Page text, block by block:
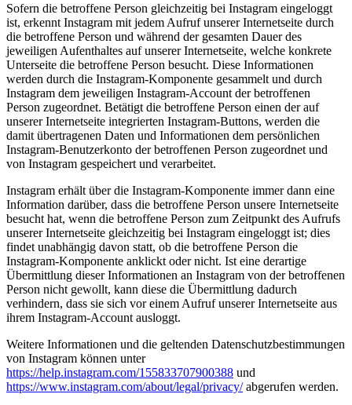
Sofern die betroffene Person gleichzeitig bei Instagram eingeloggt
ist, erkennt Instagram mit jedem Aufruf unserer Internetseite durch
die betroffene Person und während der gesamten Dauer des
jeweiligen Aufenthaltes auf unserer Internetseite, welche konkrete
Unterseite die betroffene Person besucht. Diese Informationen
werden durch die Instagram-Komponente gesammelt und durch
Instagram dem jeweiligen Instagram-Account der betroffenen
Person zugeordnet. Betätigt die betroffene Person einen der auf
unserer Internetseite integrierten Instagram-Buttons, werden die
damit übertragenen Daten und Informationen dem persönlichen
Instagram-Benutzerkonto der betroffenen Person zugeordnet und
von Instagram gespeichert und verarbeitet.
Instagram erhält über die Instagram-Komponente immer dann eine
Information darüber, dass die betroffene Person unsere Internetseite
besucht hat, wenn die betroffene Person zum Zeitpunkt des Aufrufs
unserer Internetseite gleichzeitig bei Instagram eingeloggt ist; dies
findet unabhängig davon statt, ob die betroffene Person die
Instagram-Komponente anklickt oder nicht. Ist eine derartige
Übermittlung dieser Informationen an Instagram von der betroffenen
Person nicht gewollt, kann diese die Übermittlung dadurch
verhindern, dass sie sich vor einem Aufruf unserer Internetseite aus
ihrem Instagram-Account ausloggt.
Weitere Informationen und die geltenden Datenschutzbestimmungen
von Instagram können unter
https://help.instagram.com/155833707900388 und
https://www.instagram.com/about/legal/privacy/abgerufen werden.